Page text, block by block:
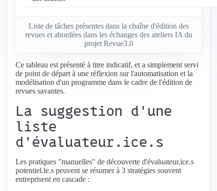
Liste de tâches présentes dans la chaîne d'édition des
revues et abordées dans les échanges des ateliers IA du
projet Revue3.0
Ce tableau est présenté à titre indicatif, et a simplement servi
de point de départ à une réflexion sur l'automatisation et la
modélisation d'un programme dans le cadre de l'édition de
revues savantes.
La suggestion d'une
liste
d'évaluateur.ice.s
Les pratiques "manuelles" de découverte d'évaluateur.ice.s
potentiel.le.s peuvent se résumer à 3 stratégies souvent
entreprisent en cascade :